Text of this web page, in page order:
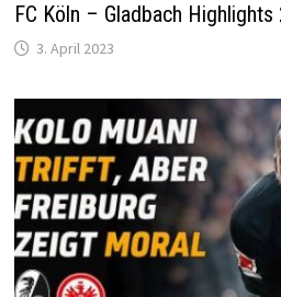
FC Köln – Gladbach
3. April 2023